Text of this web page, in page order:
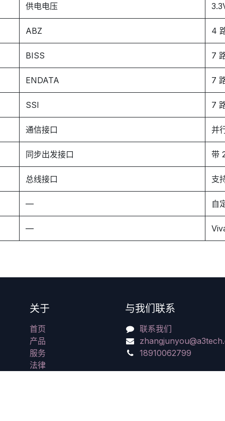
供电电压
ABZ 4
BISS 7
ENDATA 7
SSI 7
通信接口 并
同步出发接口 带
总线接口 支
— 自
—
与我们联系
联系我们
18910062799
关于
首页
产品
服务
法律